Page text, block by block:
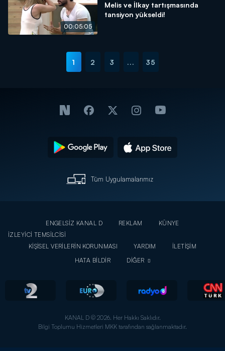
00:05:05
Melis ve İlkay tartışmasında
tansiyon yükseldi!
1 2 3 ... 35
Tüm Uygulamalarımız
ENGELSİZ KANAL D REKLAM
KÜNYE
İZLEYİCİ TEMSİLCİSİ
KİŞİSEL VERİLERİN KORUNMASI
YARDIM
İLETİŞİM
HATA BİLDİR
DİĞER
KANAL D © 2026. Her Hakkı Saklıdır.
Bilgi Toplumu Hizmetleri MKK tarafından sağlanmaktadır.